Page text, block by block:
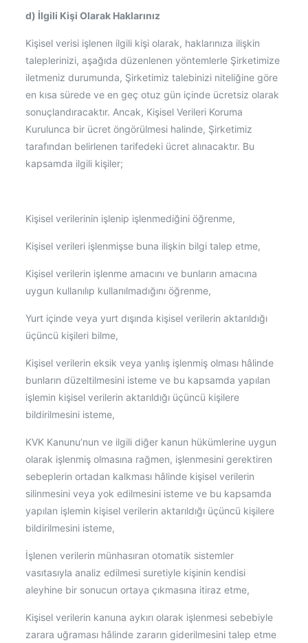
d) İlgili Kişi Olarak Haklarınız
Kişisel verisi işlenen ilgili kişi olarak, haklarınıza ilişkin
taleplerinizi, aşağıda düzenlenen yöntemlerle Şirketimize
iletmeniz durumunda, Şirketimiz talebinizi niteliğine göre
en kısa sürede ve en geç otuz gün içinde ücretsiz olarak
sonuçlandıracaktır. Ancak, Kişisel Verileri Koruma
Kurulunca bir ücret öngörülmesi halinde, Şirketimiz
tarafından belirlenen tarifedeki ücret alınacaktır. Bu
kapsamda ilgili kişiler;
Kişisel verilerinin işlenip işlenmediğini öğrenme,
Kişisel verileri işlenmişse buna ilişkin bilgi talep etme,
Kişisel verilerin işlenme amacını ve bunların amacına
uygun kullanılıp kullanılmadığını öğrenme,
Yurt içinde veya yurt dışında kişisel verilerin aktarıldığı
üçüncü kişileri bilme,
Kişisel verilerin eksik veya yanlış işlenmiş olması hâlinde
bunların düzeltilmesini isteme ve bu kapsamda yapılan
işlemin kişisel verilerin aktarıldığı üçüncü kişilere
bildirilmesini isteme,
KVK Kanunu’nun ve ilgili diğer kanun hükümlerine uygun
olarak işlenmiş olmasına rağmen, işlenmesini gerektiren
sebeplerin ortadan kalkması hâlinde kişisel verilerin
silinmesini veya yok edilmesini isteme ve bu kapsamda
yapılan işlemin kişisel verilerin aktarıldığı üçüncü kişilere
bildirilmesini isteme,
İşlenen verilerin münhasıran otomatik sistemler
vasıtasıyla analiz edilmesi suretiyle kişinin kendisi
aleyhine bir sonucun ortaya çıkmasına itiraz etme,
Kişisel verilerin kanuna aykırı olarak işlenmesi sebebiyle
zarara uğraması hâlinde zararın giderilmesini talep etme